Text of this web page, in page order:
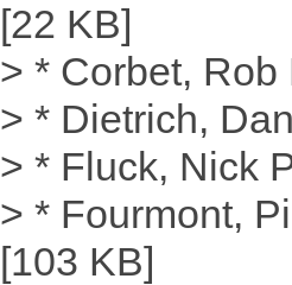
[22 KB]
> * Corbet,
> * Dietrich,
> * Fluck, Nick
> * Fourmont,
[103 KB]